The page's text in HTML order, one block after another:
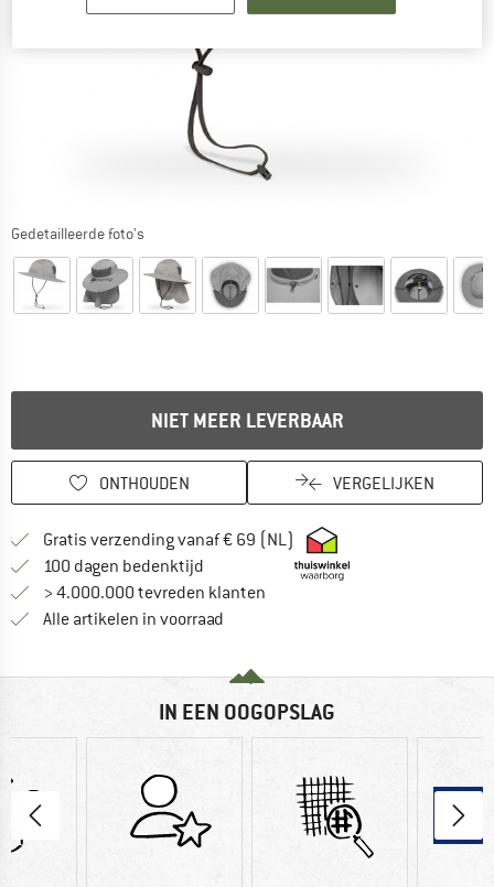
Gedetailleerde foto's
NIET MEER LEVERBAAR
ONTHOUDEN VERGELIJKEN
Gratis verzending vanaf € 69 (NL) Vind hier de
100 dagen bedenktijd Vind de betalingsinformatie hier!
> 4.000.000 tevreden klanten
Alle artikelen in voorraad
IN EEN OOGOPSLAG